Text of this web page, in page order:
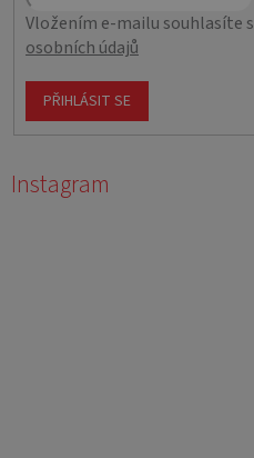
Vložením e-mailu souhlasíte s
osobních údajů
PŘIHLÁSIT SE
Instagram